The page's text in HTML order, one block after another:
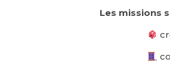
Les missions